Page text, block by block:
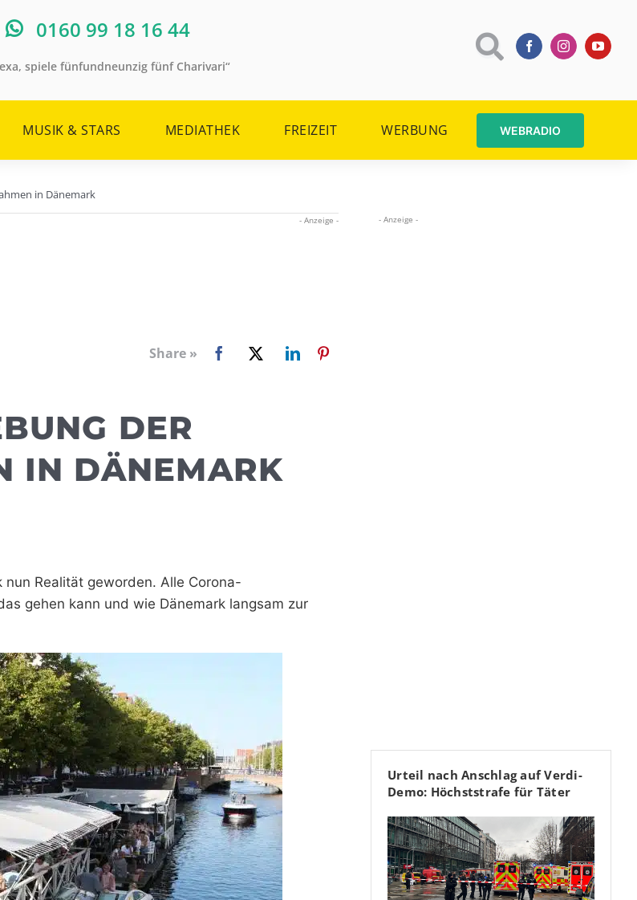
0160 99 18 16 44
spiele fünfundneunzig fünf Charivari“
MUSIK & STARS MEDIATHEK FREIZEIT WERBUNG WEBRADIO
in Dänemark
- Anzeige -
Share »
DER
DÄNEMARK
Realität geworden. Alle Corona-
gehen kann und wie Dänemark langsam zur
- Anzeige -
Urteil nach Anschlag auf Verdi-
Demo: Höchststrafe für Täter